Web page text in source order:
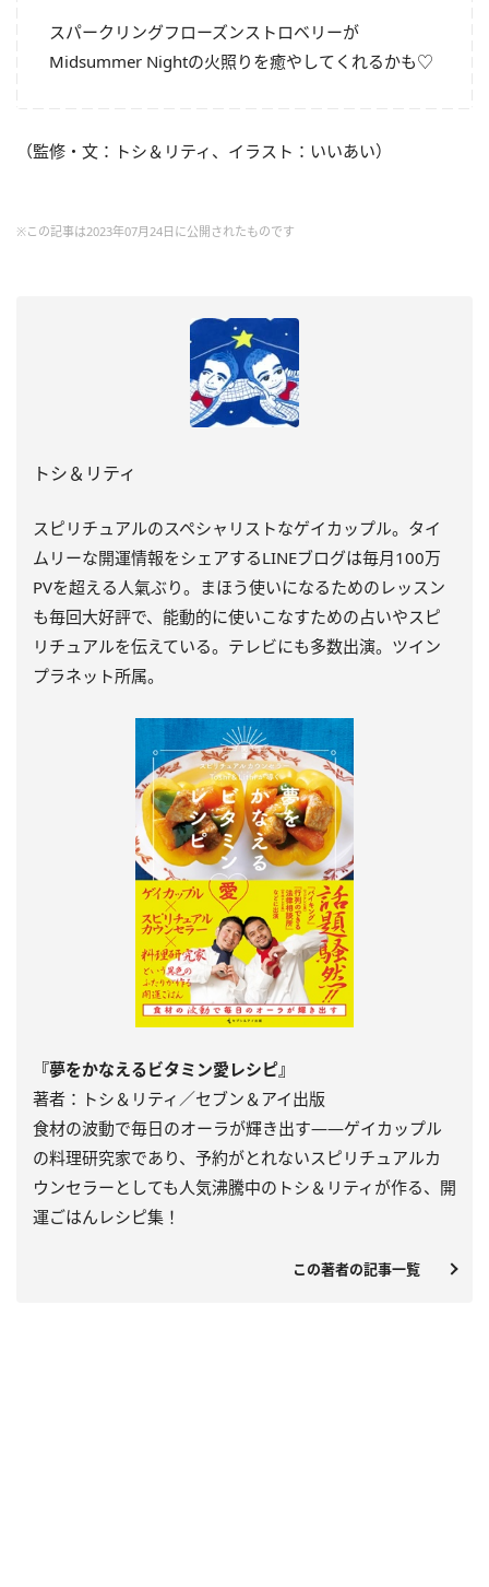
スパークリングフローズンストロベリーが
Midsummer Nightの火照りを癒やしてくれるかも♡
（監修・文：トシ＆リティ、イラスト：いいあい）
※この記事は2023年07月24日に公開されたものです
トシ＆リティ
スピリチュアルのスペシャリストなゲイカップル。タイ
ムリーな開運情報をシェアするLINEブログは毎月100万
PVを超える人氣ぶり。まほう使いになるためのレッスン
も毎回大好評で、能動的に使いこなすための占いやスピ
リチュアルを伝えている。テレビにも多数出演。ツイン
プラネット所属。
『夢をかなえるビタミン愛レシピ』
著者：トシ＆リティ／セブン＆アイ出版
食材の波動で毎日のオーラが輝き出す――ゲイカップル
の料理研究家であり、予約がとれないスピリチュアルカ
ウンセラーとしても人気沸騰中のトシ＆リティが作る、開
運ごはんレシピ集！
この著者の記事一覧